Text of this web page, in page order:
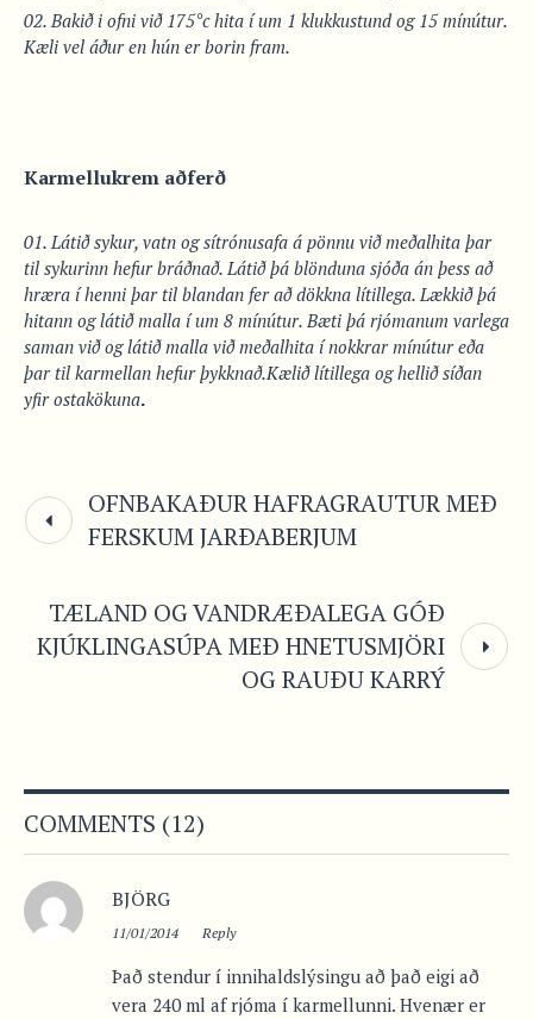
Bakið i ofni við 175°c hita í um 1 klukkustund og 15 mínútur.
Kæli vel áður en hún er borin fram.
Karmellukrem aðferð
Látið sykur, vatn og sítrónusafa á pönnu við meðalhita þar
til sykurinn hefur bráðnað. Látið þá blönduna sjóða án þess að
hræra í henni þar til blandan fer að dökkna lítillega. Lækkið þá
hitann og látið malla í um 8 mínútur. Bæti þá rjómanum varlega
saman við og látið malla við meðalhita í nokkrar mínútur eða
þar til karmellan hefur þykknað.Kælið lítillega og hellið síðan
yfir ostakökuna.
OFNBAKAÐUR HAFRAGRAUTUR MEÐ
FERSKUM JARÐABERJUM
TÆLAND OG VANDRÆÐALEGA GÓÐ
KJÚKLINGASÚPA MEÐ HNETUSMJÖRI
OG RAUÐU KARRÝ
COMMENTS (12)
BJÖRG
11/01/2014 Reply
Það stendur í innihaldslýsingu að það eigi að
vera 240 ml af rjóma í karmellunni. Hvenær er